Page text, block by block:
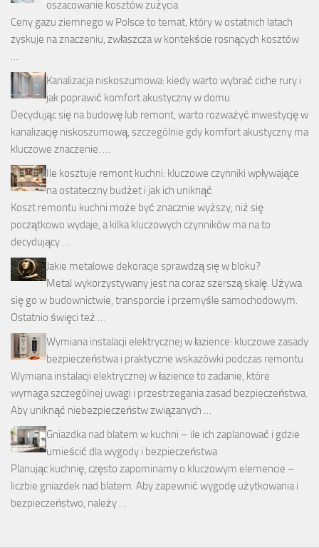
oszacowanie kosztów zużycia
Ceny gazu ziemnego w Polsce to temat, który w ostatnich latach
zyskuje na znaczeniu, zwłaszcza w kontekście rosnących kosztów
…
Kanalizacja niskoszumowa: kiedy warto wybrać ciche rury i
jak poprawić komfort akustyczny w domu
Decydując się na budowę lub remont, warto rozważyć inwestycję w
kanalizację niskoszumową, szczególnie gdy komfort akustyczny ma
kluczowe znaczenie. …
Ile kosztuje remont kuchni: kluczowe czynniki wpływające
na ostateczny budżet i jak ich uniknąć
Koszt remontu kuchni może być znacznie wyższy, niż się
początkowo wydaje, a kilka kluczowych czynników ma na to
decydujący …
Jakie metalowe dekoracje sprawdzą się w bloku?
Metal wykorzystywany jest na coraz szerszą skalę. Używa
się go w budownictwie, transporcie i przemyśle samochodowym.
Ostatnio święci też …
Wymiana instalacji elektrycznej w łazience: kluczowe zasady
bezpieczeństwa i praktyczne wskazówki podczas remontu
Wymiana instalacji elektrycznej w łazience to zadanie, które
wymaga szczególnej uwagi i przestrzegania zasad bezpieczeństwa.
Aby uniknąć niebezpieczeństw związanych …
Gniazdka nad blatem w kuchni – ile ich zaplanować i gdzie
umieścić dla wygody i bezpieczeństwa
Planując kuchnię, często zapominamy o kluczowym elemencie –
liczbie gniazdek nad blatem. Aby zapewnić wygodę użytkowania i
bezpieczeństwo, należy …